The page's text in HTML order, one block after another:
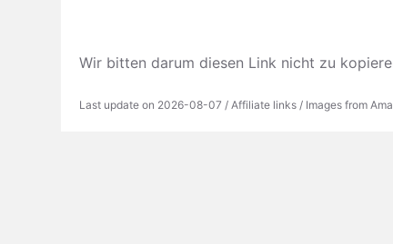
Wir bitten darum diesen Link nicht zu
Last update on 2026-08-07 / Affiliate links / Images from